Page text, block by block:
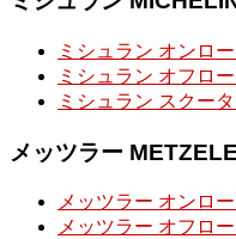
ミシュラン オンロ
ミシュラン オフロ
ミシュラン スクー
メッツラー
メッツラー オンロ
メッツラー オフロ